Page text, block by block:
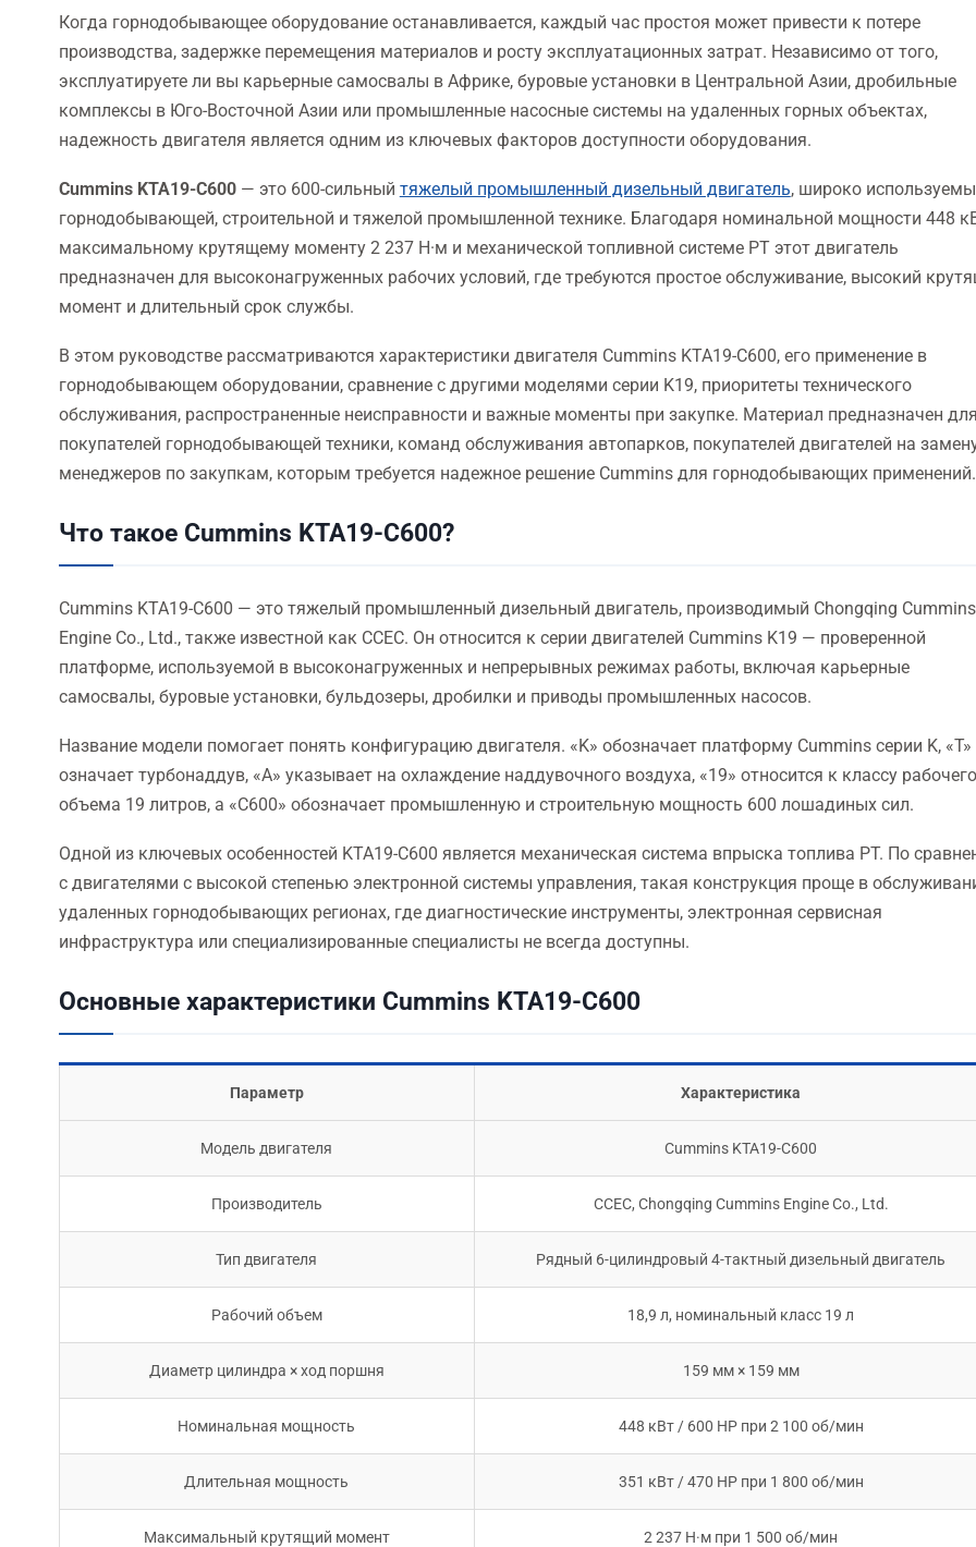
Когда горнодобывающее оборудование останавливается, каждый час простоя может привести к потере
производства, задержке перемещения материалов и росту эксплуатационных затрат. Независимо от того,
эксплуатируете ли вы карьерные самосвалы в Африке, буровые установки в Центральной Азии, дробильные
комплексы в Юго-Восточной Азии или промышленные насосные системы на удаленных горных объектах,
надежность двигателя является одним из ключевых факторов доступности оборудования.
Cummins KTA19-C600— это 600-сильный тяжелый промышленный дизельный двигатель, широко
горнодобывающей, строительной и тяжелой промышленной технике. Благодаря номинальной мощности 448
максимальному крутящему моменту 2 237 Н·м и механической топливной системе PT этот двигатель
предназначен для высоконагруженных рабочих условий, где требуются простое обслуживание, высокий
момент и длительный срок службы.
В этом руководстве рассматриваются характеристики двигателя Cummins KTA19-C600, его применение в
горнодобывающем оборудовании, сравнение с другими моделями серии K19, приоритеты технического
обслуживания, распространенные неисправности и важные моменты при закупке. Материал предназначен для
покупателей горнодобывающей техники, команд обслуживания автопарков, покупателей двигателей на
менеджеров по закупкам, которым требуется надежное решение Cummins для горнодобывающих применений.
Что такое Cummins KTA19-C600?
Cummins KTA19-C600 — это тяжелый промышленный дизельный двигатель, производимый Chongqing Cummins
Engine Co., Ltd., также известной как CCEC. Он относится к серии двигателей Cummins K19 — проверенной
платформе, используемой в высоконагруженных и непрерывных режимах работы, включая карьерные
самосвалы, буровые установки, бульдозеры, дробилки и приводы промышленных насосов.
Название модели помогает понять конфигурацию двигателя. «K» обозначает платформу Cummins серии K, «T»
означает турбонаддув, «A» указывает на охлаждение наддувочного воздуха, «19» относится к классу рабочего
объема 19 литров, а «C600» обозначает промышленную и строительную мощность 600 лошадиных сил.
Одной из ключевых особенностей KTA19-C600 является механическая система впрыска топлива PT. По
с двигателями с высокой степенью электронной системы управления, такая конструкция проще в
удаленных горнодобывающих регионах, где диагностические инструменты, электронная сервисная
инфраструктура или специализированные специалисты не всегда доступны.
Основные характеристики Cummins KTA19-C600
Параметр Характеристика
Модель двигателя Cummins KTA19-C600
Производитель CCEC, Chongqing Cummins Engine Co., Ltd.
Тип двигателя Рядный 6-цилиндровый 4-тактный дизельный двигатель
Рабочий объем 18,9 л, номинальный класс 19 л
Диаметр цилиндра × ход поршня 159 мм × 159 мм
Номинальная мощность 448 кВт / 600 HP при 2 100 об/мин
Длительная мощность 351 кВт / 470 HP при 1 800 об/мин
Максимальный крутящий момент 2 237 Н·м при 1 500 об/мин